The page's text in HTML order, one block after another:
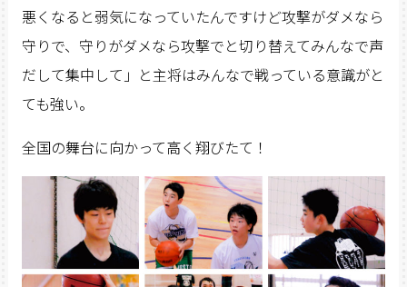
悪くなると弱気になっていたんですけど攻撃がダメなら
守りで、守りがダメなら攻撃でと切り替えてみんなで声
だして集中して」と主将はみんなで戦っている意識がと
ても強い。
全国の舞台に向かって高く翔びたて！